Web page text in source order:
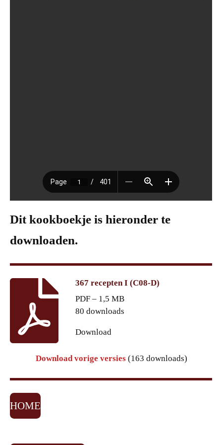
Dit kookboekje is hieronder te
downloaden.
367 recepten I (C08-D)
PDF – 1,5 MB
80 downloads
Download
Download vorige versies (163 downloads)
HOME